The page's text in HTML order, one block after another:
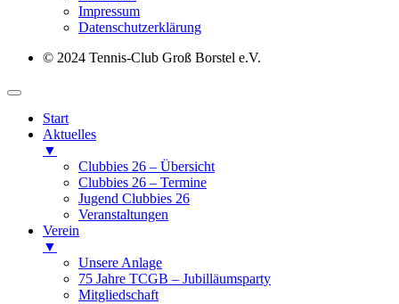
Impressum
Datenschutz­erklärung
© 2024 Tennis-Club Groß Borstel e.V.
Start
Aktuelles
▼
Clubbies 26 – Übersicht
Clubbies 26 – Termine
Jugend Clubbies 26
Veranstaltungen
Verein
▼
Unsere Anlage
75 Jahre TCGB – Jubilläumsparty
Mitgliedschaft